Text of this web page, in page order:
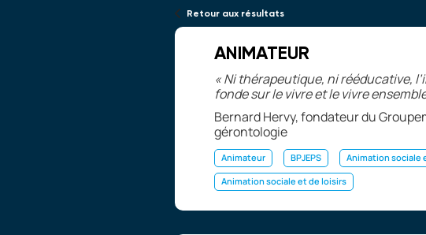
Retour aux résultats
ANIMATEUR
«Ni thérapeutique, ni rééducative,
fonde sur le vivre et le vivre
Bernard Hervy, fondateur du
gérontologie
Animateur BPJEPS Animation sociale
Animation sociale et de loisirs